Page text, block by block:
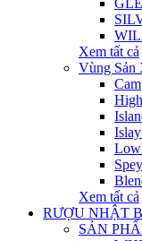
Xem tất cả
Vùng Sản
Xem tất cả
RƯỢU NHẬT
SẢN